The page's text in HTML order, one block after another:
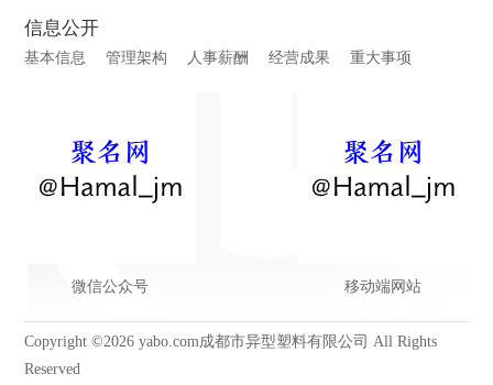
信息公开
基本信息 管理架构 人事薪酬 经营成果 重大事项
微信公众号 移动端网站
Copyright ©2026 yabo.com成都市异型塑料有限公司 All Rights
Reserved